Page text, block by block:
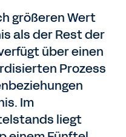
größeren Wert
als der Rest der
über einen
Prozess
Im
liegt